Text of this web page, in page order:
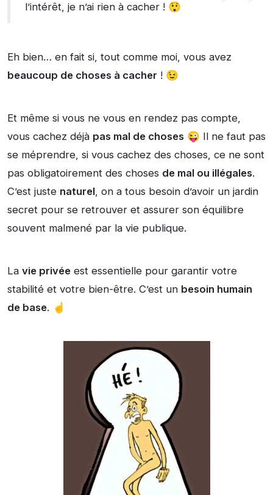
l’intérêt, je n’ai rien à cacher ! 😲
Eh bien… en fait si, tout comme moi, vous avez
beaucoup de choses à cacher ! 😉
Et même si vous ne vous en rendez pas compte,
vous cachez déjà pas mal de choses 😜 Il ne faut pas
se méprendre, si vous cachez des choses, ce ne sont
pas obligatoirement des choses de mal ou illégales.
C’est juste naturel, on a tous besoin d’avoir un jardin
secret pour se retrouver et assurer son équilibre
souvent malmené par la vie publique.
La vie privée est essentielle pour garantir votre
stabilité et votre bien-être. C’est un besoin humain
de base. ☝️